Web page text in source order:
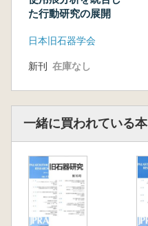
た行動研究の展開
日本旧石器学会
新刊 在庫なし
一緒に買われている本